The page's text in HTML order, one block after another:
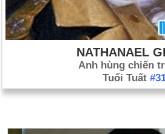
NATHANAEL
Anh hùng chiến
Tuổi Tuất